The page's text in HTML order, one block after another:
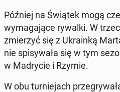
Później na Świątek mogą
wyma­ga­jące rywalki. W
zmierzyć się z Ukrainką
nie spisy­wała się w tym
w Madrycie i Rzymie.
W obu turnie­jach